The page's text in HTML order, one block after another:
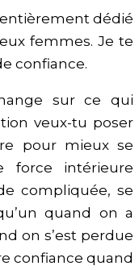
dédié
femmes. Je te
confiance.
sur ce qui
veux-tu poser
pour mieux se
force intérieure
compliquée, se
quand on a
on s’est perdue
confiance quand